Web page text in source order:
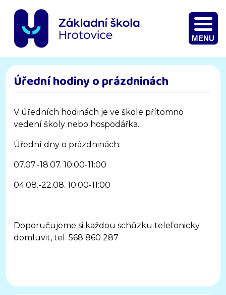
MENU
Úřední hodiny o prázdninách
V úředních hodinách je ve škole přítomno
vedení školy nebo hospodářka.
Úřední dny o prázdninách:
07.07.-18.07. 10:00-11:00
04.08.-22.08. 10:00-11:00
Doporučujeme si každou schůzku telefonicky
domluvit, tel. 568 860 287